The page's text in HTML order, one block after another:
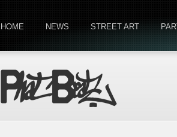
HOME NEWS STREET ART